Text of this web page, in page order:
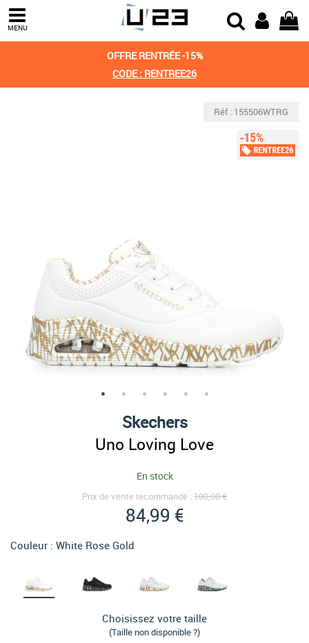
MENU
OFFRE RENTRÉE -15%
CODE : RENTREE26
Réf : 155506WTRG
Skechers
Uno Loving Love
En stock
Prix de vente recommandé : 100,00 €
84,99 €
Couleur : White Rose Gold
Choisissez votre taille
(Taille non disponible ?)